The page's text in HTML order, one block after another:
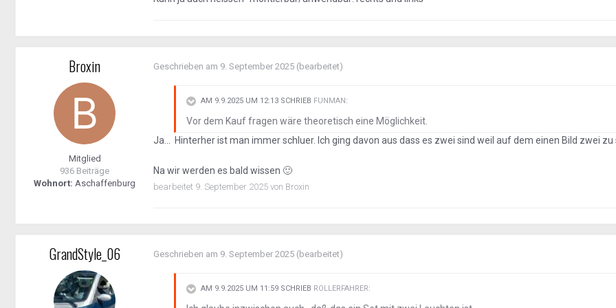
Broxin
Mitglied
936 Beiträge
Wohnort: Aschaffenburg
Geschrieben am 9. September 2025 (bearbeitet)
AM 9.9.2025 UM 12:13 SCHRIEB FUNMAN :
Vor dem Kauf fragen wäre theoretisch eine Möglichkeit.
Ja... Hinterher ist man immer schluer. Ich ging davon aus dass es zwei sind weil auf dem einen Bild zwei zu
Na wir werden es bald wissen 🙂
bearbeitet 9. September 2025 von Broxin
GrandStyle_06 Geschrieben am 9. September 2025 (bearbeitet)
AM 9.9.2025 UM 11:59 SCHRIEB ROLLERFAHRER: